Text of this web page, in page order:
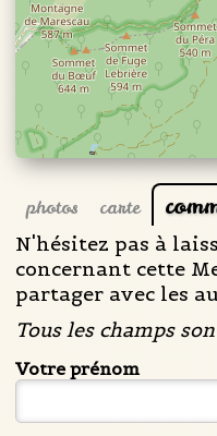
photos carte
N'hésitez pas à
concernant cette
partager avec les
Tous les champs
Votre prénom